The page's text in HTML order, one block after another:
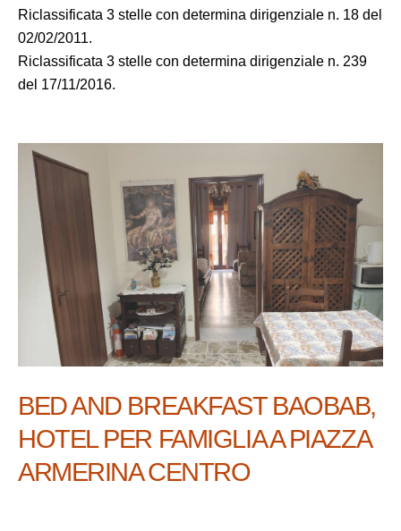
Riclassificata 3 stelle con determina dirigenziale n. 18 del
02/02/2011.
Riclassificata 3 stelle con determina dirigenziale n. 239
del 17/11/2016.
BED AND BREAKFAST BAOBAB,
HOTEL PER FAMIGLIA A PIAZZA
ARMERINA CENTRO